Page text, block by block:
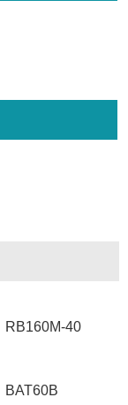
RB160M-40
BAT60B